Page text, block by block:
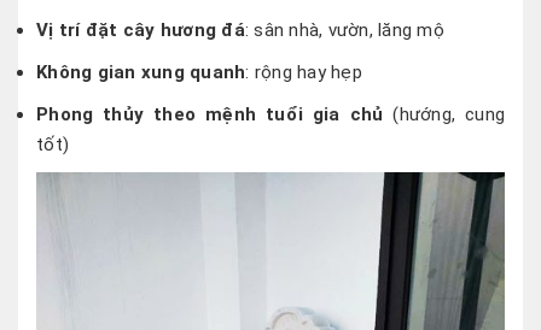
Vị trí đặt cây hương đá: sân nhà, vườn, lăng mộ
Không gian xung quanh: rộng hay hẹp
Phong thủy theo mệnh tuổi gia chủ (hướng, cung
tốt)